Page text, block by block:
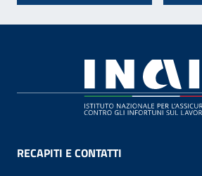
RECAPITI E CONTATTI